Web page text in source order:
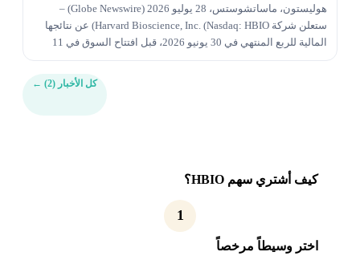
هوليستون، ماساتشوستس، 28 يوليو 2026 (Globe Newswire) –
ستعلن شركة Harvard Bioscience, Inc. (Nasdaq: HBIO) عن نتائجها
المالية للربع المنتهي في 30 يونيو 2026، قبل افتتاح السوق في 11
كل الأخبار (2) ←
كيف أشتري سهم HBIO؟
1
اختر وسيطاً مرخصاً